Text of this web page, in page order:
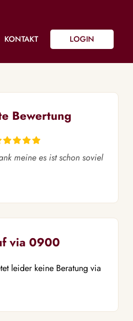
KONTAKT LOGIN
Bewertung
meine es ist schon soviel
via 0900
leider keine Beratung via